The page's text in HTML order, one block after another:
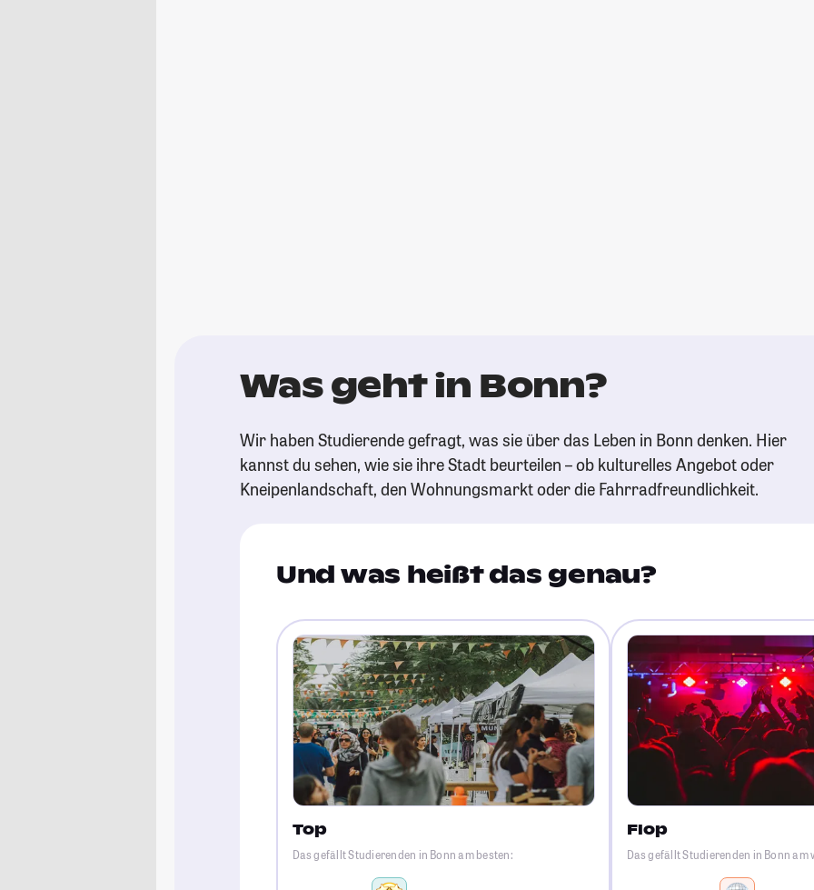
Was geht in Bonn?
Wir haben Studierende gefragt, was sie über das Leben in Bonn denken. Hier
kannst du sehen, wie sie ihre Stadt beurteilen – ob kulturelles Angebot oder
Kneipenlandschaft, den Wohnungsmarkt oder die Fahrradfreundlichkeit.
Und was heißt das genau?
Top
Das gefällt Studierenden in Bonn am besten:
Flop
Das gefällt Studierenden in Bonn am